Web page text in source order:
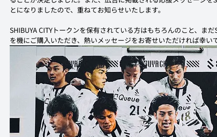
とになりましたので、重ねてお知らせいたします。
SHIBUYA CITYトークンを保有されている方はもちろんのこと、ま
を機にご購入いただき、熱いメッセージをお寄せいただければ幸い